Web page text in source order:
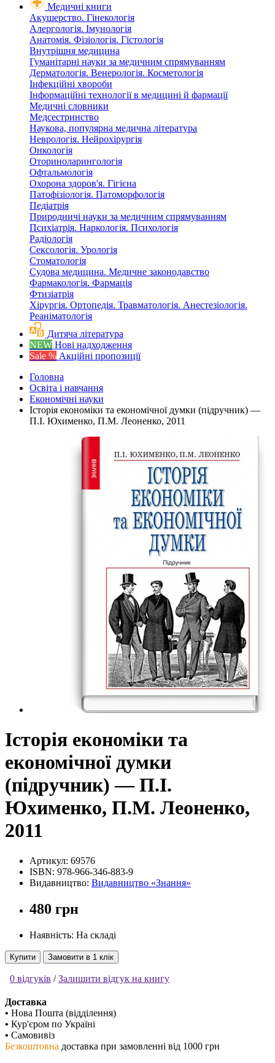
Медичні книги
Акушерство. Гінекологія
Алергологія. Імунологія
Анатомія. Фізіологія. Гістологія
Внутрішня медицина
Гуманітарні науки за медичним спрямуванням
Дерматологія. Венерологія. Косметологія
Інфекційні хвороби
Інформаційні технології в медицині й фармації
Медичні словники
Медсестринство
Наукова, популярна медична література
Неврологія. Нейрохірургія
Онкологія
Оториноларингологія
Офтальмологія
Охорона здоров'я. Гігієна
Патофізіологія. Патоморфологія
Педіатрія
Природничі науки за медичним спрямуванням
Психіатрія. Наркологія. Психологія
Радіологія
Сексологія. Урологія
Стоматологія
Судова медицина. Медичне законодавство
Фармакологія. Фармація
Фтизіатрія
Хірургія. Ортопедія. Травматологія. Анестезіологія.
Реаніматологія
Дитяча література
NEW Нові надходження
Sale % Акційні пропозиції
Головна
Освіта і навчання
Економічні науки
Історія економіки та економічної думки (підручник) —
П.І. Юхименко, П.М. Леоненко, 2011
Історія економіки та
економічної думки
(підручник) — П.І.
Юхименко, П.М. Леоненко,
2011
Артикул: 69576
ISBN: 978-966-346-883-9
Видавництво: Видавництво «Знання»
480 грн
Наявність: На складі
Купити Замовити в 1 клік
0 відгуків /Залишити відгук на книгу
Доставка
• Нова Пошта (відділення)
• Кур'єром по Україні
• Самовивіз
Безкоштовна доставка при замовленні від 1000 грн